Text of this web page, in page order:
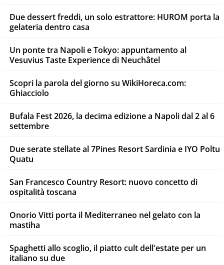
Due dessert freddi, un solo estrattore: HUROM porta la
gelateria dentro casa
Un ponte tra Napoli e Tokyo: appuntamento al
Vesuvius Taste Experience di Neuchâtel
Scopri la parola del giorno su WikiHoreca.com:
Ghiacciolo
Bufala Fest 2026, la decima edizione a Napoli dal 2 al 6
settembre
Due serate stellate al 7Pines Resort Sardinia e IYO Poltu
Quatu
San Francesco Country Resort: nuovo concetto di
ospitalità toscana
Onorio Vitti porta il Mediterraneo nel gelato con la
mastiha
Spaghetti allo scoglio, il piatto cult dell'estate per un
italiano su due